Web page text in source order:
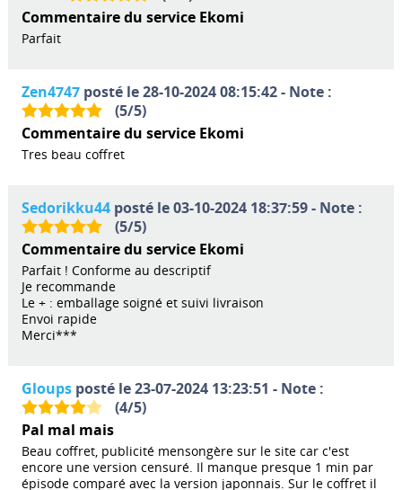
Commentaire du service Ekomi
Parfait
Zen4747posté le 28-10-2024 08:15:42 - Note :
(5/5)
Commentaire du service Ekomi
Tres beau coffret
Sedorikku44posté le 03-10-2024 18:37:59 - Note :
(5/5)
Commentaire du service Ekomi
Parfait ! Conforme au descriptif
Je recommande
Le + : emballage soigné et suivi livraison
Envoi rapide
Merci***
Gloupsposté le 23-07-2024 13:23:51 - Note :
(4/5)
Pal mal mais
Beau coffret, publicité mensongère sur le site car c'est
encore une version censuré. Il manque presque 1 min par
épisode comparé avec la version japonnais. Sur le coffret il